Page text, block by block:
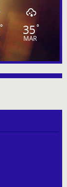
° 35°
MAR